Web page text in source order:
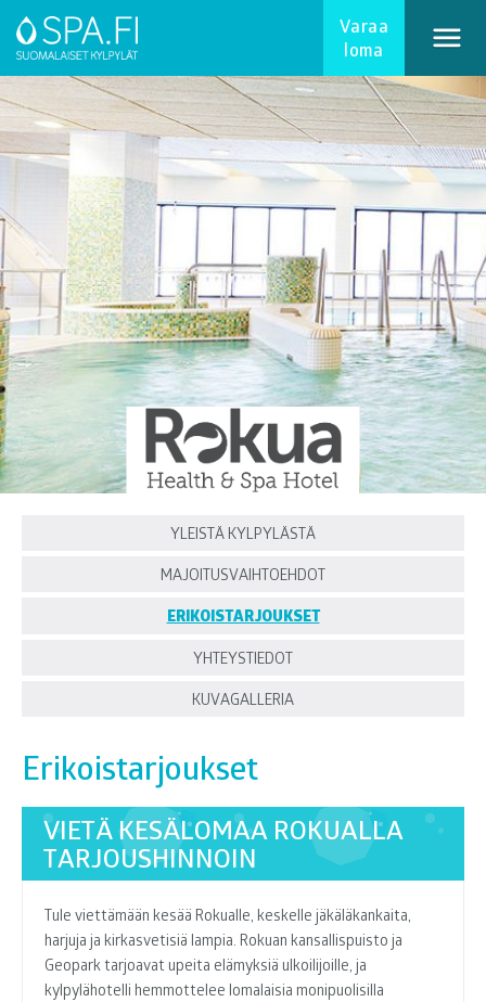
Erikoistarjoukset
Varaa
loma
YLEISTÄ KYLPYLÄSTÄ
MAJOITUSVAIHTOEHDOT
ERIKOISTARJOUKSET
YHTEYSTIEDOT
KUVAGALLERIA
Erikoistarjoukset
VIETÄ KESÄLOMAA ROKUALLA
TARJOUSHINNOIN
Tule viettämään kesää Rokualle, keskelle jäkäläkankaita,
harjuja ja kirkasvetisiä lampia. Rokuan kansallispuisto ja
Geopark tarjoavat upeita elämyksiä ulkoilijoille, ja
kylpylähotelli hemmottelee lomalaisia monipuolisilla